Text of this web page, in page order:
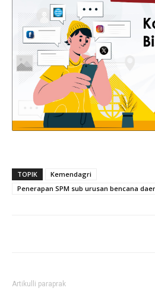
TOPIK
Kemendagri
Penerapan SPM sub urusan bencana
Artikulli paraprak